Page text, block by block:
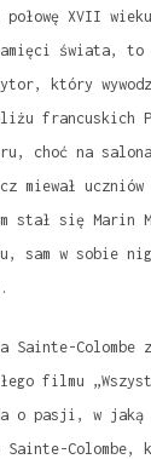
połowę XVII
świata, to
który
francuskich
choć na
miewał
stał się Marin
sam w sobie
Sainte-Colombe
filmu
o pasji, w jaką
Sainte-Colombe,